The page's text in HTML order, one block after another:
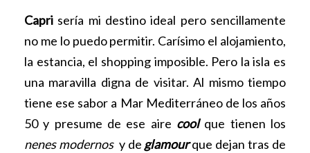
Capri sería mi destino ideal pero sencillamente
no me lo puedo permitir. Carísimo el alojamiento,
la estancia, el shopping imposible. Pero la isla es
una maravilla digna de visitar. Al mismo tiempo
tiene ese sabor a Mar Mediterráneo de los años
50 y presume de ese aire cool que tienen los
nenes modernos y de glamour que dejan tras de